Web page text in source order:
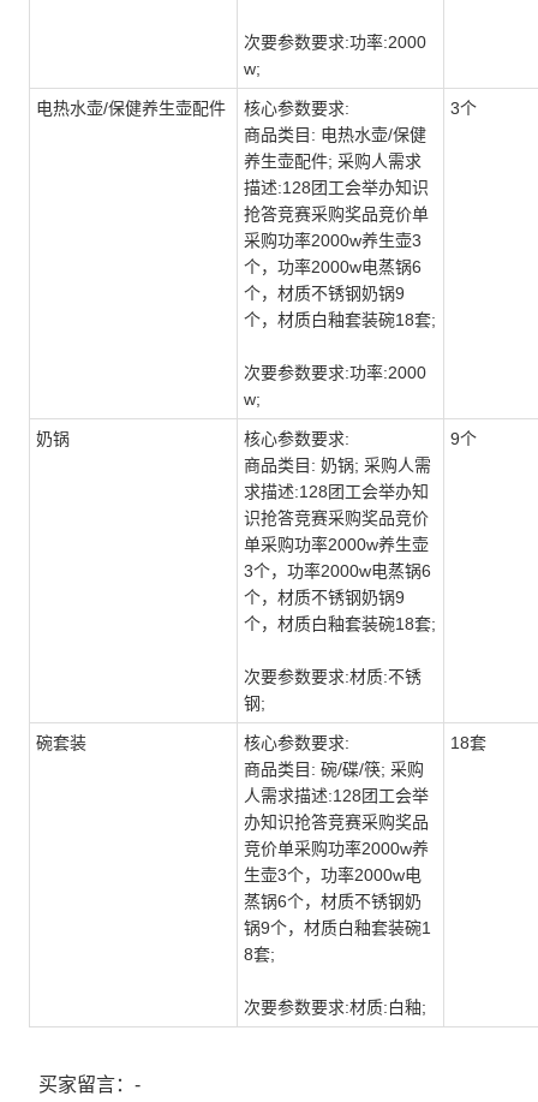
次要参数要求:功率:2000
w;
电热水壶/保健养生壶配件
核心参数要求:
商品类目: 电热水壶/保健
养生壶配件; 采购人需求
描述:128团工会举办知识
抢答竞赛采购奖品竞价单
采购功率2000w养生壶3
个，功率2000w电蒸锅6
个，材质不锈钢奶锅9
个，材质白釉套装碗18套;
次要参数要求:功率:2000
w;
3个
奶锅
核心参数要求:
商品类目: 奶锅; 采购人需
求描述:128团工会举办知
识抢答竞赛采购奖品竞价
单采购功率2000w养生壶
3个，功率2000w电蒸锅6
个，材质不锈钢奶锅9
个，材质白釉套装碗18套;
次要参数要求:材质:不锈
钢;
9个
碗套装
核心参数要求:
商品类目: 碗/碟/筷; 采购
人需求描述:128团工会举
办知识抢答竞赛采购奖品
竞价单采购功率2000w养
生壶3个，功率2000w电
蒸锅6个，材质不锈钢奶
锅9个，材质白釉套装碗1
8套;
次要参数要求:材质:白釉;
18套
买家留言：-